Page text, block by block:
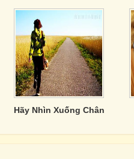
Hãy Nhìn Xuống Chân